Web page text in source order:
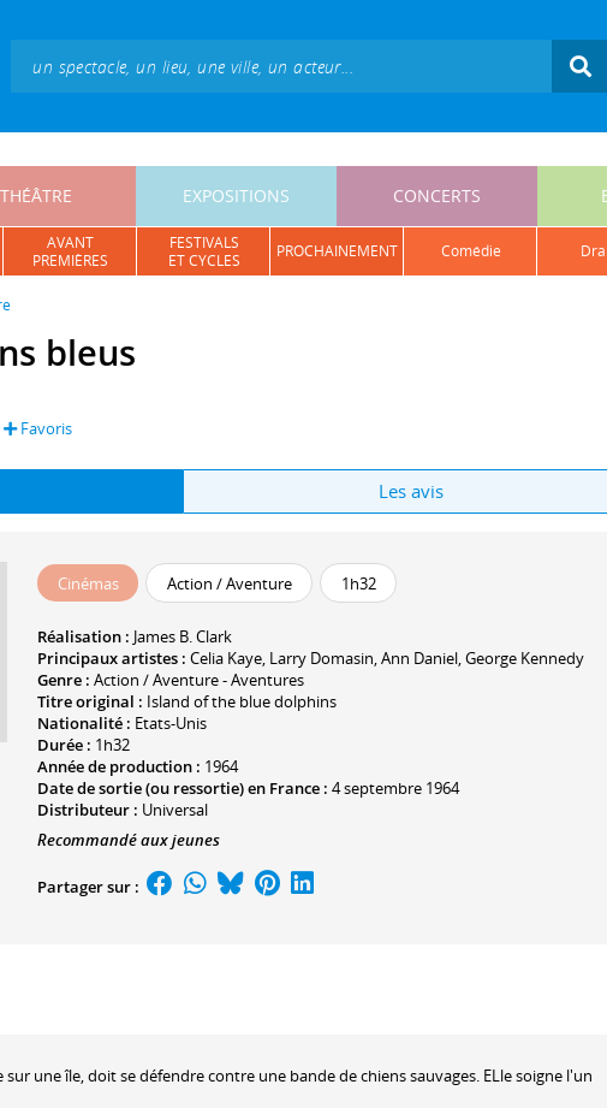
THÉÂTRE EXPOSITIONS CONCERTS
AVANT
PREMIÈRES
FESTIVALS
ET CYCLES
PROCHAINEMENT comédie
bleus
Favoris
Les avis
Cinémas Action / Aventure 1h32
Réalisation : James B. Clark
Principaux artistes : Celia Kaye, Larry Domasin,Ann Daniel,George Kennedy
Genre : Action / Aventure - Aventures
Titre original : Island of the blue dolphins
Nationalité : Etats-Unis
Durée : 1h32
Année de production : 1964
Date de sortie (ou ressortie) en France : 4 septembre 1964
Distributeur : Universal
Recommandé aux jeunes
Partager sur :
une île, doit se défendre contre une bande de chiens sauvages. ELle soigne l'un